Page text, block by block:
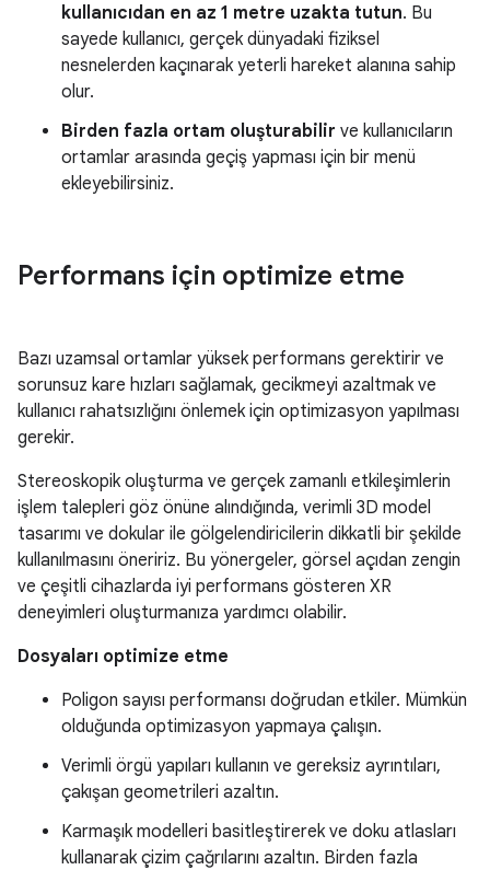
kullanıcıdan en az 1 metre uzakta tutun. Bu
sayede kullanıcı, gerçek dünyadaki fiziksel
nesnelerden kaçınarak yeterli hareket alanına sahip
olur.
Birden fazla ortam oluşturabilir ve kullanıcıların
ortamlar arasında geçiş yapması için bir menü
ekleyebilirsiniz.
Performans için optimize etme
Bazı uzamsal ortamlar yüksek performans gerektirir ve
sorunsuz kare hızları sağlamak, gecikmeyi azaltmak ve
kullanıcı rahatsızlığını önlemek için optimizasyon yapılması
gerekir.
Stereoskopik oluşturma ve gerçek zamanlı etkileşimlerin
işlem talepleri göz önüne alındığında, verimli 3D model
tasarımı ve dokular ile gölgelendiricilerin dikkatli bir şekilde
kullanılmasını öneririz. Bu yönergeler, görsel açıdan zengin
ve çeşitli cihazlarda iyi performans gösteren XR
deneyimleri oluşturmanıza yardımcı olabilir.
Dosyaları optimize etme
Poligon sayısı performansı doğrudan etkiler. Mümkün
olduğunda optimizasyon yapmaya çalışın.
Verimli örgü yapıları kullanın ve gereksiz ayrıntıları,
çakışan geometrileri azaltın.
Karmaşık modelleri basitleştirerek ve doku atlasları
kullanarak çizim çağrılarını azaltın. Birden fazla